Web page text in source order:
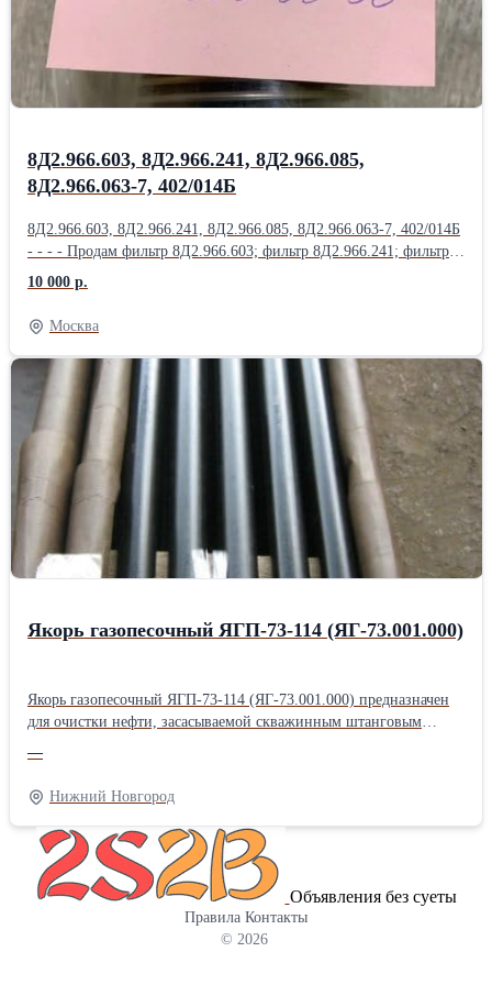
22; НД-8С; Насос НП25-5; Продам Насос НП25-5Л; Насос НП25-
8Д2.966.603, 8Д2.966.241, 8Д2.966.085,
8Д2.966.063-7, 402/014Б
8Д2.966.603, 8Д2.966.241, 8Д2.966.085, 8Д2.966.063-7, 402/014Б
- - - - Продам фильтр 8Д2.966.603; фильтр 8Д2.966.241; фильтр
8Д2.966.085; фильтр 8Д2.966.063-7; фильтр 402/014Б; фильтр
8Д2.966.457; Продам фильтр 8Д2.966.458; фильтр 8Д2.966.511-
15; фильтр 8Д2.966.041-1; фильтр 8Д2.966.041-2; фильтр
8Д2.966.041-8; Продам Фильтропакет 8Д2.966.034-2
Фильтропакет 8Д2.966.034-4; Фильтропакет 8Д2.966.034-6;
Фильтропакет 8Д2.966.034-8; Фильтропакет 8Д2.966.034-10;
Продам Фильтропакет 8Д2.966.034-12; Фильтропакет
8Д2.966.034-13; Фильтропакет 8Д2.966.034-14; Фильтропакет
8Д2.966.034-15; Фильтропакет 8Д2.966.034-16; Продам
Фильтропакет 8Д2.966.034-17; Фильтропакет 8Д2.966.034-18;
фильтродиск 8Д6.270.001-1; фильтродиск 8Д6.270.001-2;
фильтродиск 8Д6.270.001-3; Продам фильтродиск 8Д6.270.001-4;
фильтродиск 8Д6.270.001-5; фильтродиск 8Д6.270.001-6
10 000 р.
Москва
Якорь газопесочный ЯГП-73-114 (ЯГ-73.001.000)
Якорь газопесочный ЯГП-73-114 (ЯГ-73.001.000) предназначен
для очистки нефти, засасываемой скважинным штанговым
своей внутренней конической резьбой крепится на колонне
системы НКТ. Якорь газопесочный ЯГ-73.001.000 состоит из
корпуса, муфты, сетки, гильзы, кожуха, башмака, пробки. На
конце корпуса имеется резьба, на которую навинчена муфта. На
среднюю часть корпуса установлена сетка из нержавеющей
стали. На муфту установлена гильза, имеющая на своей
поверхности расположенные в последовательных сечениях 3
отверстия Ø12 мм, 4 отверстия Ø14 мм, 5 отверстий Ø16 мм. На
муфту установлен также кожух, прикрывающий отверстия на
—
Нижний Новгород
Объявления без суеты
Правила Контакты
© 2026